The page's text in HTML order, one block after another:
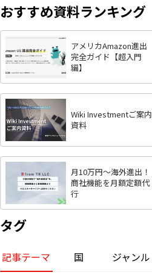
まで全ステップ解説
おすすめ資料ランキング
アメリカAmazon進出
完全ガイド【超入門
編】
Wiki Investmentご案内
資料
月10万円〜海外進出！
商社機能を月額定額代
行
タグ
記事テーマ 国 ジャンル